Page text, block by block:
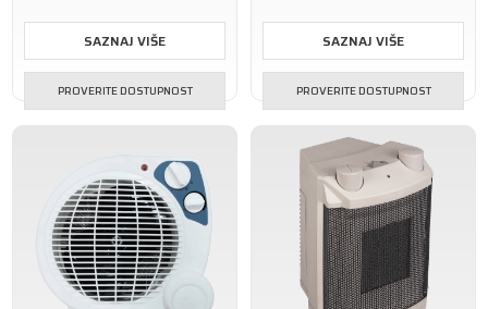
SAZNAJ VIŠE
PROVERITE DOSTUPNOST
SAZNAJ VIŠE
PROVERITE DOSTUPNOST